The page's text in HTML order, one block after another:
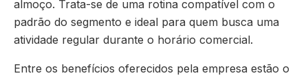
almoço. Trata-se de uma rotina compatível com o
padrão do segmento e ideal para quem busca uma
atividade regular durante o horário comercial.
Entre os benefícios oferecidos pela empresa estão o